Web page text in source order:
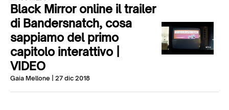
Black Mirror online il trailer
di Bandersnatch, cosa
sappiamo del primo
capitolo interattivo |
VIDEO
Gaia Mellone | 27 dic 2018